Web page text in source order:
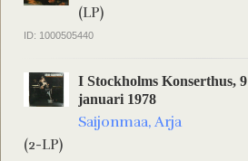
(LP)
ID: 1000505440
I Stockholms Konserthus, 9
januari 1978
Saijonmaa, Arja
(2-LP)